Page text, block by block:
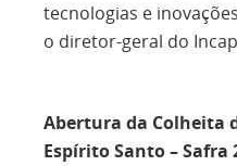
tecnologias e
o diretor-geral do
Abertura da Colheita
Espírito Santo – Safra